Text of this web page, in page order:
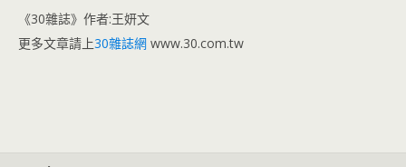
《30雜誌》作者:王妍文
更多文章請上30雜誌網 www.30.com.tw